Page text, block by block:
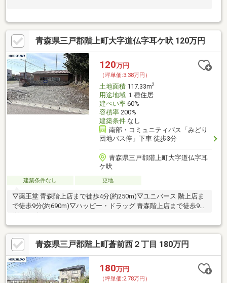
青森県三戸郡階上町大字道仏字耳ケ吠 120万円
120万円
（坪単価:3.38万円）
土地面積117.33m2
用途地域１種住居
建ぺい率60%
容積率200%
建築条件なし
南部・コミュニティバス「みどり
団地バス停」下車 徒歩3分
青森県三戸郡階上町大字道仏字耳
ケ吠
建築条件なし 更地
▽薬王堂 青森階上店まで徒歩4分(約250m)▽ユニバース 階上店ま
で徒歩9分(約690m)▽ハッピー・ドラッグ 青森階上店まで徒歩9分
青森県三戸郡階上町蒼前西２丁目 180万円
180万円
（坪単価:2.78万円）